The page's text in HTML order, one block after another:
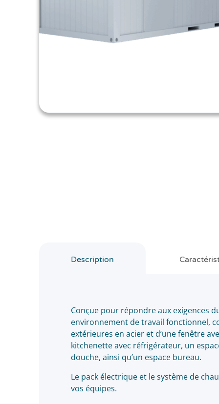
Description
Conçue pour répondre aux exigences
environnement de travail fonctionnel,
extérieures en acier et d’une fenêtre
kitchenette avec réfrigérateur, un
douche, ainsi qu’un espace bureau.
Le pack électrique et le système de
vos équipes.